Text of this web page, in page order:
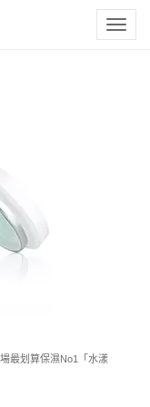
最划算保濕No1「水漾